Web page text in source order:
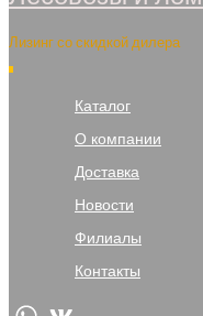
Лизинг со скидкой дилера
Каталог
О компании
Доставка
Новости
Филиалы
Контакты